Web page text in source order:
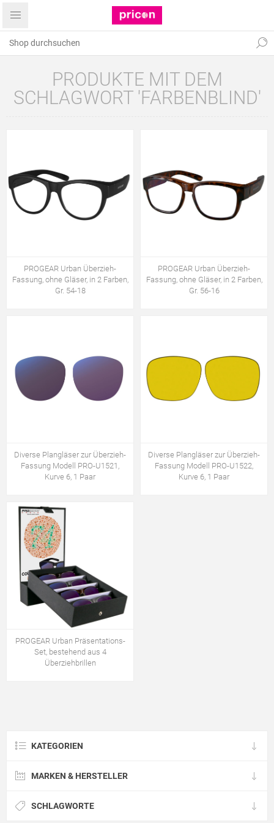
PRODUKTE MIT DEM
SCHLAGWORT 'FARBENBLIND'
PROGEAR Urban Überzieh-
Fassung, ohne Gläser, in 2 Farben,
Gr. 54-18
PROGEAR Urban Überzieh-
Fassung, ohne Gläser, in 2 Farben,
Gr. 56-16
Diverse Plangläser zur Überzieh-
Fassung Modell PRO-U1521,
Kurve 6, 1 Paar
Diverse Plangläser zur Überzieh-
Fassung Modell PRO-U1522,
Kurve 6, 1 Paar
PROGEAR Urban Präsentations-
Set, bestehend aus 4
Überziehbrillen
KATEGORIEN
MARKEN & HERSTELLER
SCHLAGWORTE